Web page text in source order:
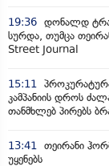
19:36 დონალდ
სურდა, თუმცა
Street Journal
15:11
კამპანიის დროს
თანმხლებ პირებს
13:41 თეირანი
უყენებს